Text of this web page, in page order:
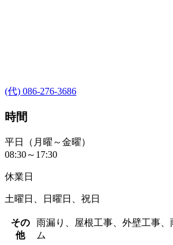
(代) 086-276-3686
時間
平日（月曜～金曜）
08:30～17:30
休業日
土曜日、日曜日、祝日
その
他
雨漏り、屋根工事、外壁工事
ム